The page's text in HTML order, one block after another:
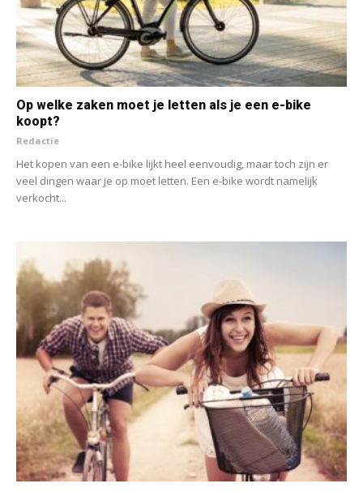
Op welke zaken moet je letten als je een e-bike
koopt?
Redactie
Het kopen van een e-bike lijkt heel eenvoudig, maar toch zijn er
veel dingen waar je op moet letten. Een e-bike wordt namelijk
verkocht...